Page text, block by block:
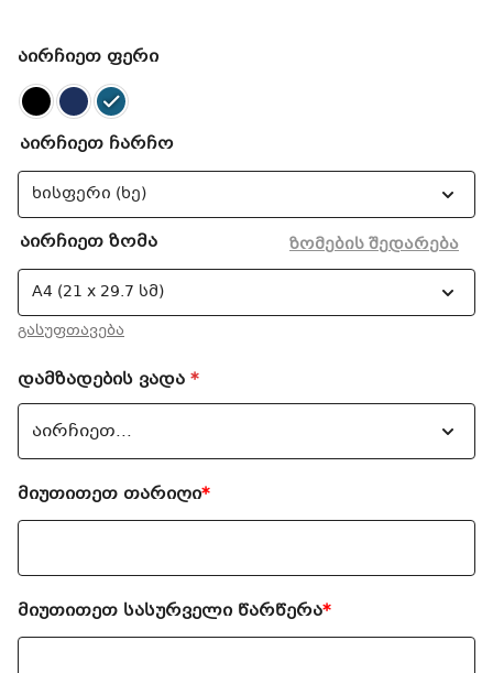
აირჩიეთ ფერი
აირჩიეთ ჩარჩო
აირჩიეთ ზომა ზომების შედარება
გასუფთავება
დამზადების ვადა *
მიუთითეთ თარიღი*
მიუთითეთ სასურველი წარწერა*